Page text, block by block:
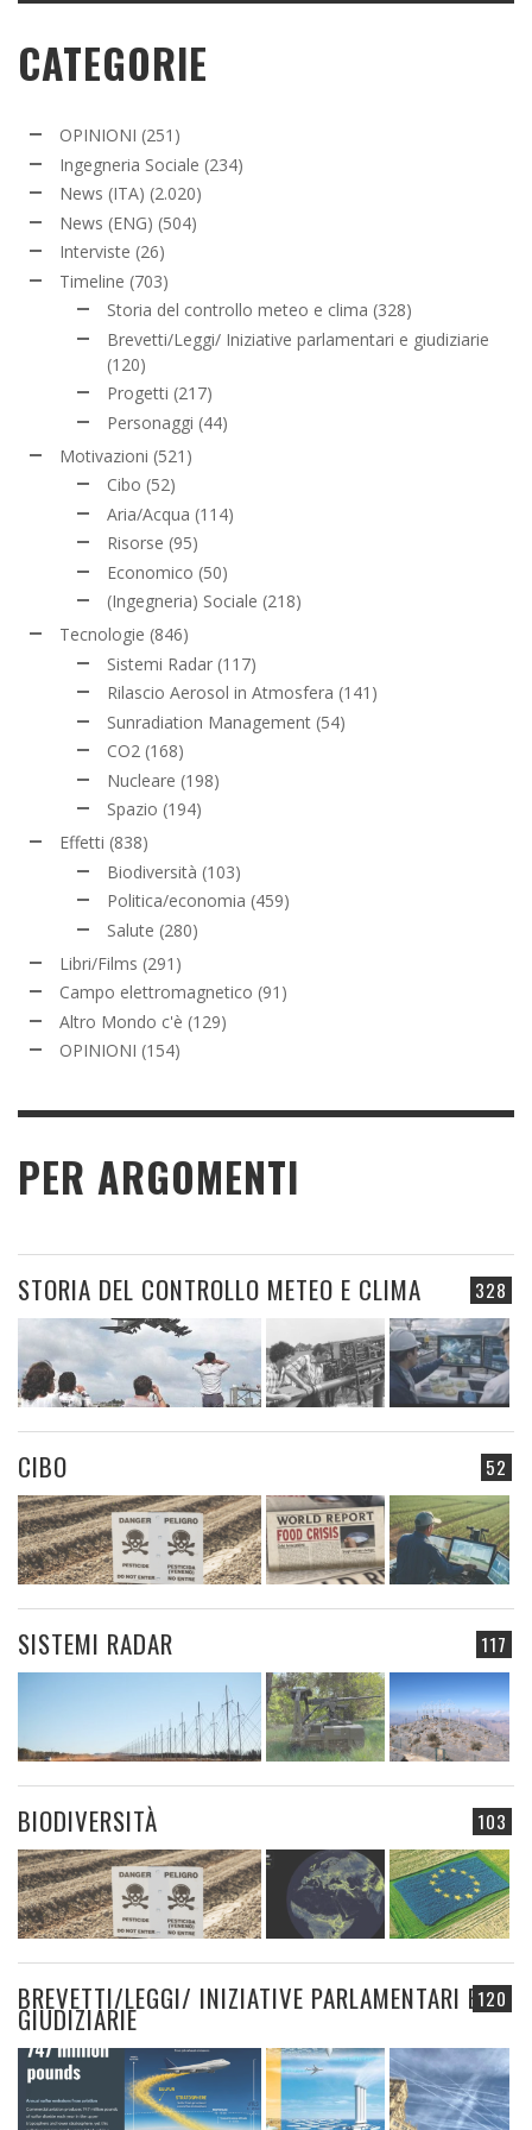
CATEGORIE
OPINIONI (251)
Ingegneria Sociale (234)
News (ITA) (2.020)
News (ENG) (504)
Interviste (26)
Timeline (703)
Storia del controllo meteo e clima (328)
Brevetti/Leggi/ Iniziative parlamentari e giudiziarie
(120)
Progetti (217)
Personaggi (44)
Motivazioni (521)
Cibo (52)
Aria/Acqua (114)
Risorse (95)
Economico (50)
(Ingegneria) Sociale (218)
Tecnologie (846)
Sistemi Radar (117)
Rilascio Aerosol in Atmosfera (141)
Sunradiation Management (54)
CO2 (168)
Nucleare (198)
Spazio (194)
Effetti (838)
Biodiversità (103)
Politica/economia (459)
Salute (280)
Libri/Films (291)
Campo elettromagnetico (91)
Altro Mondo c'è (129)
OPINIONI (154)
PER ARGOMENTI
328
STORIA DEL CONTROLLO METEO E CLIMA
52
CIBO
117
SISTEMI RADAR
103
BIODIVERSITÀ
120
BREVETTI/LEGGI/ INIZIATIVE PARLAMENTARI E
GIUDIZIARIE